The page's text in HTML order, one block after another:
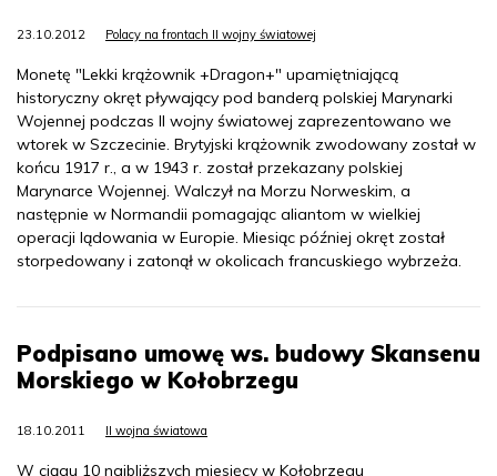
23.10.2012 Polacy na frontach II wojny światowej
Monetę "Lekki krążownik +Dragon+" upamiętniającą
historyczny okręt pływający pod banderą polskiej Marynarki
Wojennej podczas II wojny światowej zaprezentowano we
wtorek w Szczecinie. Brytyjski krążownik zwodowany został w
końcu 1917 r., a w 1943 r. został przekazany polskiej
Marynarce Wojennej. Walczył na Morzu Norweskim, a
następnie w Normandii pomagając aliantom w wielkiej
operacji lądowania w Europie. Miesiąc później okręt został
storpedowany i zatonął w okolicach francuskiego wybrzeża.
Podpisano umowę ws. budowy Skansenu
Morskiego w Kołobrzegu
18.10.2011 II wojna światowa
W ciągu 10 najbliższych miesięcy w Kołobrzegu